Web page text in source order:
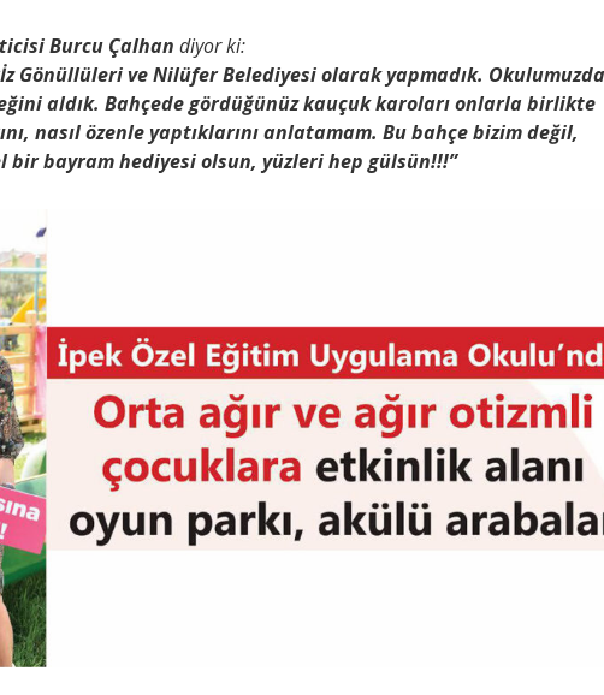
Burcu Çalhan diyor ki:
Gönüllüleri ve Nilüfer Belediyesi olarak yapmadık.
aldık. Bahçede gördüğünüz kauçuk karoları onlarla birlikte
nasıl özenle yaptıklarını anlatamam. Bu bahçe bizim değil,
bir bayram hediyesi olsun, yüzleri hep gülsün!!!”